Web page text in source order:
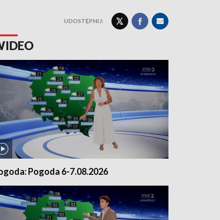
UDOSTĘPNIJ:
Pogoda 6-7.08.2026